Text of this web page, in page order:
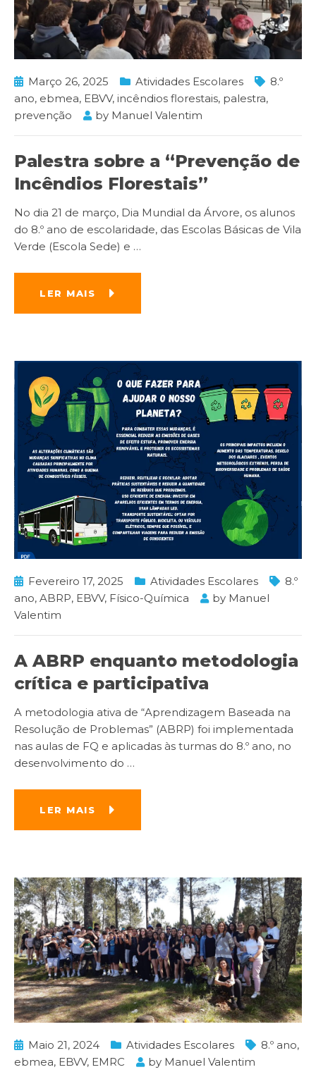
Março 26, 2025 Atividades Escolares
8.º
ano, ebmea, EBVV, incêndios florestais, palestra,
prevenção
by Manuel Valentim
Palestra sobre a “Prevenção de
Incêndios Florestais”
No dia 21 de março, Dia Mundial da Árvore, os alunos
do 8.º ano de escolaridade, das Escolas Básicas de Vila
Verde (Escola Sede) e …
LER MAIS
Fevereiro 17, 2025 Atividades Escolares
8.º
ano, ABRP, EBVV, Físico-Química by Manuel
Valentim
A ABRP enquanto metodologia
crítica e participativa
A metodologia ativa de “Aprendizagem Baseada na
Resolução de Problemas” (ABRP) foi implementada
nas aulas de FQ e aplicadas às turmas do 8.º ano, no
desenvolvimento do …
LER MAIS
Maio 21, 2024 Atividades Escolares 8.º ano,
ebmea, EBVV, EMRC by Manuel Valentim